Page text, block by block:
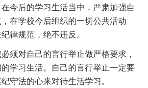
今后的学习生活当中，严肃加强自
在学校今后组织的一切公共活动
律规范，绝不违反。
须对自己的言行举止做严格要求，
学习生活。自己的言行举止一定要
守法的心来对待生活学习。